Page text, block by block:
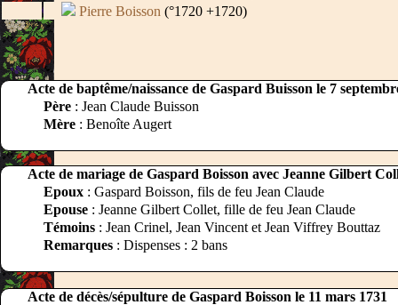
Pierre Boisson (°1720 +1720)
Acte de baptême/naissance de Gaspard Buisson le 7
Père : Jean Claude Buisson
Mère : Benoîte Augert
Acte de mariage de Gaspard Boisson avec Jeanne Gilbert
Epoux : Gaspard Boisson, fils de feu Jean Claude
Epouse : Jeanne Gilbert Collet, fille de feu Jean Claude
Témoins : Jean Crinel, Jean Vincent et Jean Viffrey Bouttaz
Remarques : Dispenses : 2 bans
Acte de décès/sépulture de Gaspard Boisson le 11 mars 1731